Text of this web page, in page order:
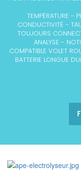
TEMPÉRATURE -
CONDUCTIVITÉ -
TOUJOURS
ANALYSE -
COMPATIBLE VOLET
BATTERIE LONGUE